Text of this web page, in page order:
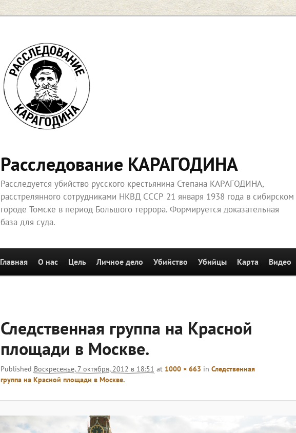
Расследование КАРАГОДИНА
Расследуется убийство русского крестьянина Степана КАРАГОДИНА,
расстрелянного сотрудниками НКВД СССР 21 января 1938 года в сибирском
городе Томске в период Большого террора. Формируется доказательная
база для суда.
Перейти к основному содержимому
Главная О нас Цель Личное дело Убийство Убийцы Карта Видео
Следственная группа на Красной
площади в Москве.
Published Воскресенье, 7 октября, 2012 в 18:51 at 1000 × 663 in Следственная
группа на Красной площади в Москве.